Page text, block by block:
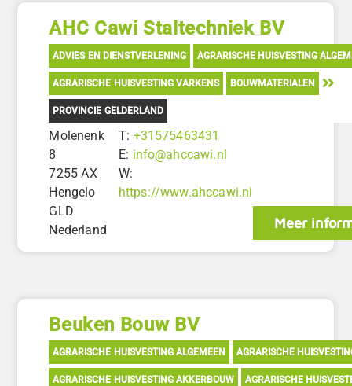
AHC Cawi Staltechniek BV
ADVIES EN DIENSTVERLENING AGRARISCHE HUISVESTING
AGRARISCHE HUISVESTING VARKENS BOUWMATERIALEN
PROVINCIE GELDERLAND
Molenenk
8
7255 AX
Hengelo
GLD
Nederland
T: +31575463431
E: info@ahccawi.nl
W:
https://www.ahccawi.nl
Meer
Beuken Bouw BV
AGRARISCHE HUISVESTING ALGEMEEN AGRARISCHE
AGRARISCHE HUISVESTING AKKERBOUW AGRARISCHE